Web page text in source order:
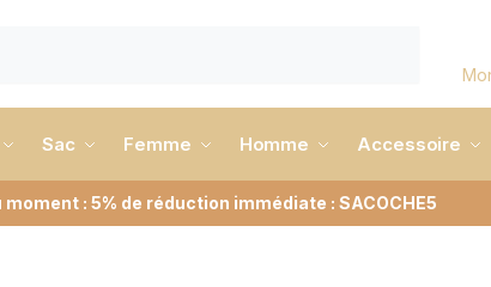
Sac Femme Homme Accessoire
: 5% de réduction immédiate : SACOCHE5